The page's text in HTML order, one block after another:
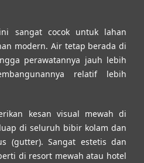
sangat cocok untuk lahan
modern. Air tetap berada di
perawatannya jauh lebih
relatif lebih
kesan visual mewah di
di seluruh bibir kolam dan
(gutter). Sangat estetis dan
di resort mewah atau hotel